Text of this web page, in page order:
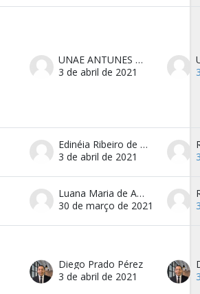
UNAE ANTUNES TUPINAMBAS
3 de abril de 2021
Edinéia Ribeiro de Oliveira
3 de abril de 2021
Luana Maria de Aguiar Silva Roboredo
30 de março de 2021
Diego Prado Pérez
3 de abril de 2021